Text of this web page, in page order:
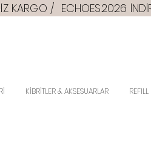
KARGO / ECHOES2026
KİBRİTLER & AKSESUARLAR REFILL